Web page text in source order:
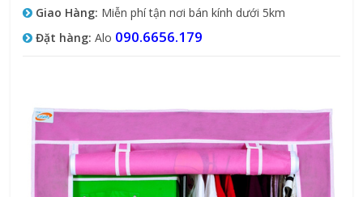
Giao Hàng: Miễn phí tận nơi bán kính dưới 5km
Đặt hàng: Alo 090.6656.179